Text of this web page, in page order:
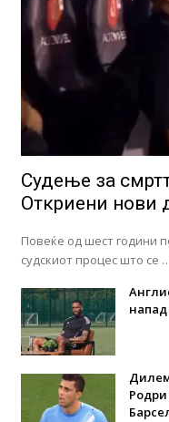
Судење за
Откриени нови
Повеќе од шест години
судскиот процес што се
напад